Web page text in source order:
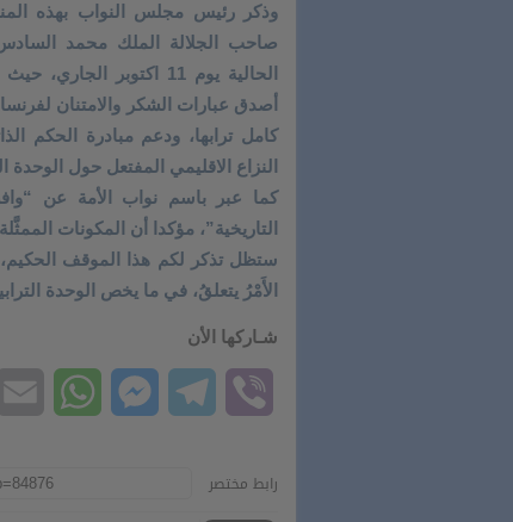
وذكر رئيس مجلس النواب بهذه
صاحب الجلالة الملك محمد السادس
الحالية يوم 11
أصدق عبارات الشكر والامتنان
كامل ترابها، ودعم مبادرة الحكم
النزاع الاقليمي المفتعل حول الوحدة
كما عبر باسم نواب الأمة عن
التاريخية”، مؤكدا أن المكونات
ستظل تذكر لكم هذا الموقف
الأَمْرُ يتعلقُ، في ما يخص الوحدة
شـاركها الأن
Viber
Telegram
Messenger
رابط مختصر